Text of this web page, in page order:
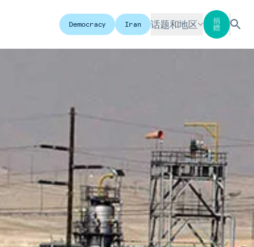
Democracy Iran 话题和地区
捐
赠